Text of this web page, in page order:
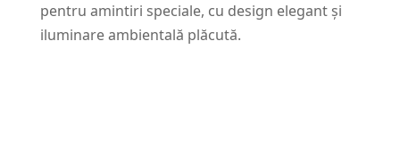
pentru amintiri speciale, cu design elegant și
iluminare ambientală plăcută.